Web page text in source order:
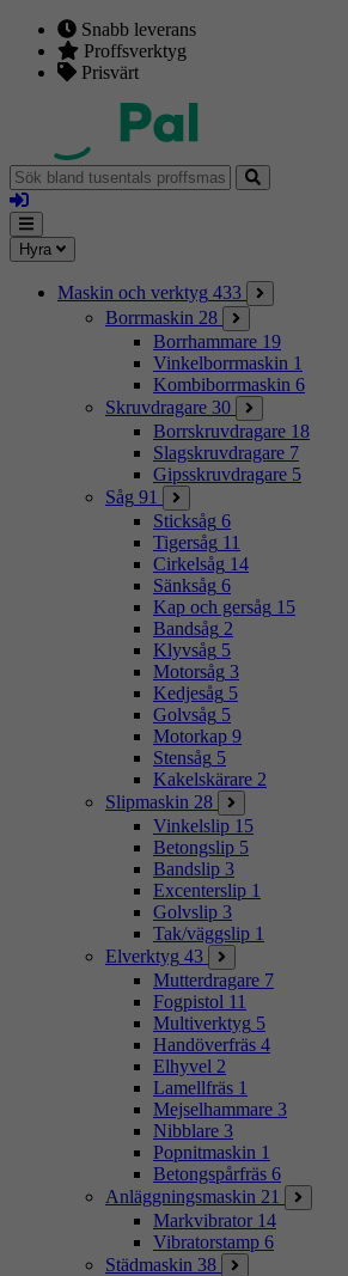
Snabb leverans
Proffsverktyg
Prisvärt
Sök
bland
tusentals
proffsmaskiner
Logga
in
Mina
sidor
Meny
Hyra
Maskin och verktyg 433
Borrmaskin 28
Borrhammare 19
Vinkelborrmaskin 1
Kombiborrmaskin 6
Skruvdragare 30
Borrskruvdragare 18
Slagskruvdragare 7
Gipsskruvdragare 5
Såg 91
Sticksåg 6
Tigersåg 11
Cirkelsåg 14
Sänksåg 6
Kap och gersåg 15
Bandsåg 2
Klyvsåg 5
Motorsåg 3
Kedjesåg 5
Golvsåg 5
Motorkap 9
Stensåg 5
Kakelskärare 2
Slipmaskin 28
Vinkelslip 15
Betongslip 5
Bandslip 3
Excenterslip 1
Golvslip 3
Tak/väggslip 1
Elverktyg 43
Mutterdragare 7
Fogpistol 11
Multiverktyg 5
Handöverfräs 4
Elhyvel 2
Lamellfräs 1
Mejselhammare 3
Nibblare 3
Popnitmaskin 1
Betongspårfräs 6
Anläggningsmaskin 21
Markvibrator 14
Vibratorstamp 6
Städmaskin 38